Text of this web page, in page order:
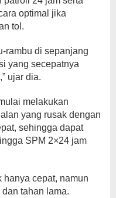
optimal jika
tol.
rambu di sepanjang
yang secepatnya
ujar dia.
melakukan
yang rusak dengan
sehingga dapat
SPM 2×24 jam
hanya cepat, namun
tahan lama.